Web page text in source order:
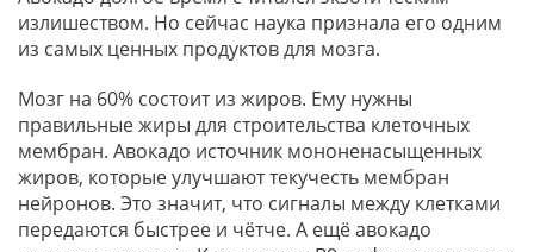
излишеством. Но сейчас наука признала его одним
из самых ценных продуктов для мозга.
Мозг на 60% состоит из жиров. Ему нужны
правильные жиры для строительства клеточных
мембран. Авокадо источник мононенасыщенных
жиров, которые улучшают текучесть мембран
нейронов. Это значит, что сигналы между клетками
передаются быстрее и чётче. А ещё авокадо